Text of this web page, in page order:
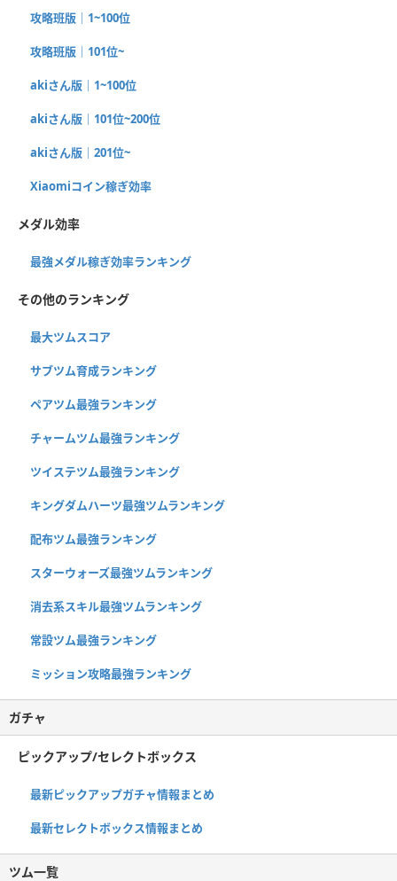
攻略班版｜1~100位
攻略班版｜101位~
akiさん版｜1~100位
akiさん版｜101位~200位
akiさん版｜201位~
Xiaomiコイン稼ぎ効率
メダル効率
最強メダル稼ぎ効率ランキング
その他のランキング
最大ツムスコア
サブツム育成ランキング
ペアツム最強ランキング
チャームツム最強ランキング
ツイステツム最強ランキング
キングダムハーツ最強ツムランキング
配布ツム最強ランキング
スターウォーズ最強ツムランキング
消去系スキル最強ツムランキング
常設ツム最強ランキング
ミッション攻略最強ランキング
ガチャ
ピックアップ/セレクトボックス
最新ピックアップガチャ情報まとめ
最新セレクトボックス情報まとめ
ツム一覧